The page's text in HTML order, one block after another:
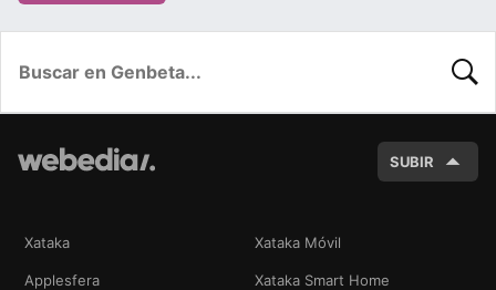
SUBIR
Xataka Xataka Móvil
Applesfera Xataka Smart Home